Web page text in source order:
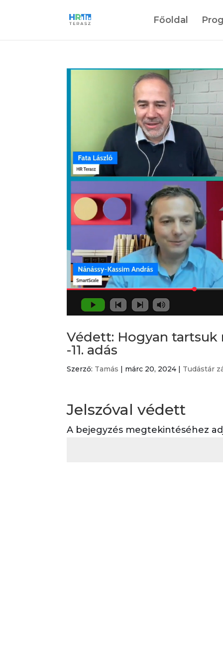
Főoldal
Védett: Hogyan tartsuk
-11. adás
Szerző: Tamás | márc 20, 2024 | Tudástár
Jelszóval védett
A bejegyzés megtekintéséhez